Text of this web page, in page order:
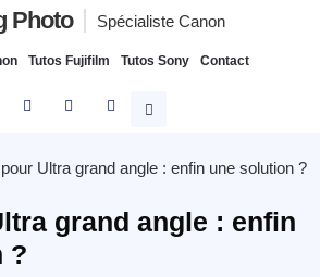
Photo Spécialiste Canon
Tutos Fujifilm Tutos Sony Contact
Ultra grand angle : enfin une solution ?
grand angle : enfin
?